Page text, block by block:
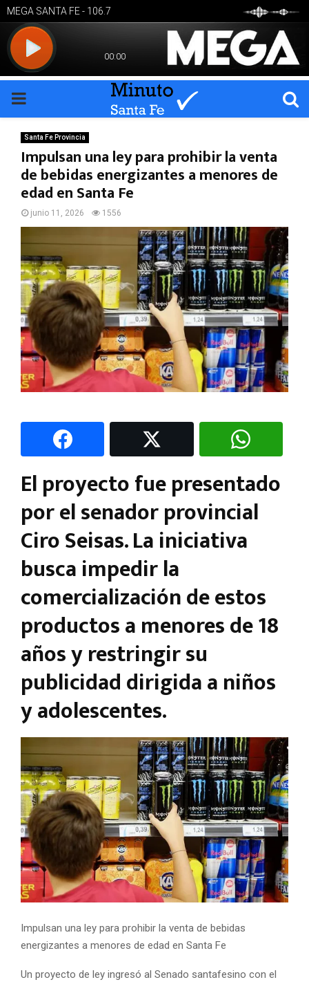
PRIMARY
MENU
Santa Fe Provincia
Impulsan una ley para prohibir la venta
de bebidas energizantes a menores de
edad en Santa Fe
junio 11, 2026 1556
El proyecto fue presentado
por el senador provincial
Ciro Seisas. La iniciativa
busca impedir la
comercialización de estos
productos a menores de 18
años y restringir su
publicidad dirigida a niños
y adolescentes.
Impulsan una ley para prohibir la venta de bebidas
energizantes a menores de edad en Santa Fe
Un proyecto de ley ingresó al Senado santafesino con el